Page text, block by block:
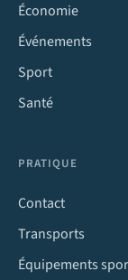
Économie
Événements
Sport
Santé
PRATIQUE
Contact
Transports
Équipements